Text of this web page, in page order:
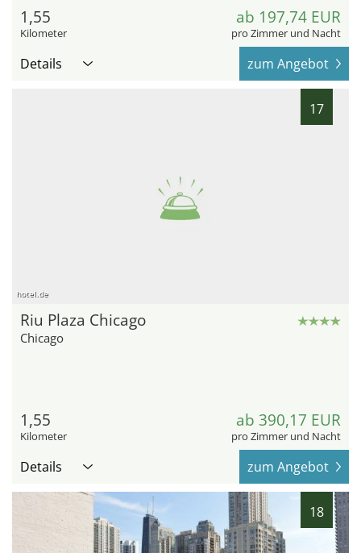
1,55
Kilometer
ab 197,74 EUR
pro Zimmer und Nacht
Details zum Angebot
17
hotel.de
Riu Plaza Chicago
Chicago
1,55
Kilometer
ab 390,17 EUR
pro Zimmer und Nacht
Details zum Angebot
18